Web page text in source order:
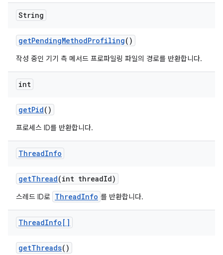
String
getPendingMethodProfiling()
작성 중인 기기 측 메서드 프로파일링 파일의 경로를 반환합니다.
int
getPid()
프로세스 ID를 반환합니다.
ThreadInfo
getThread(int threadId)
스레드 ID로 ThreadInfo 를 반환합니다.
ThreadInfo[]
getThreads()